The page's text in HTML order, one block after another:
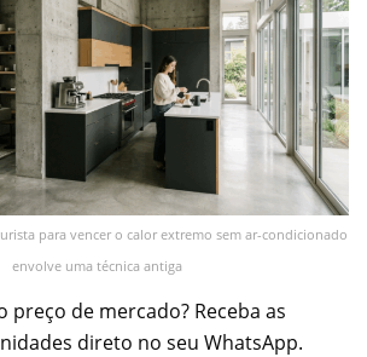
para vencer o calor extremo sem ar-condicionado
envolve uma técnica antiga
preço de mercado? Receba as
direto no seu WhatsApp.